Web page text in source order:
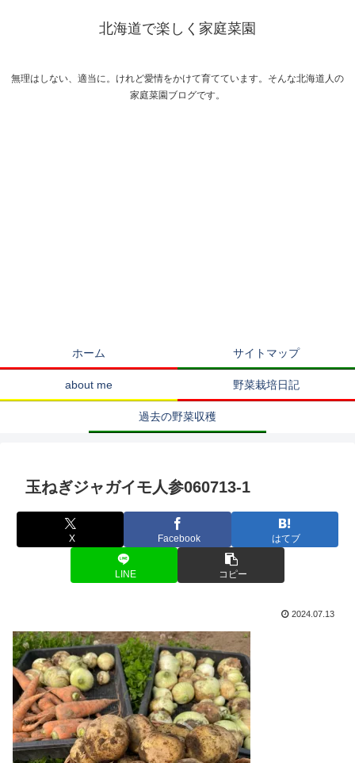
北海道で楽しく家庭菜園
無理はしない、適当に。けれど愛情をかけて育てています。そんな北海道人の
家庭菜園ブログです。
ホーム サイトマップ
about me 野菜栽培日記
過去の野菜収穫
玉ねぎジャガイモ人参060713-1
X Facebook はてブ
LINE コピー
2024.07.13